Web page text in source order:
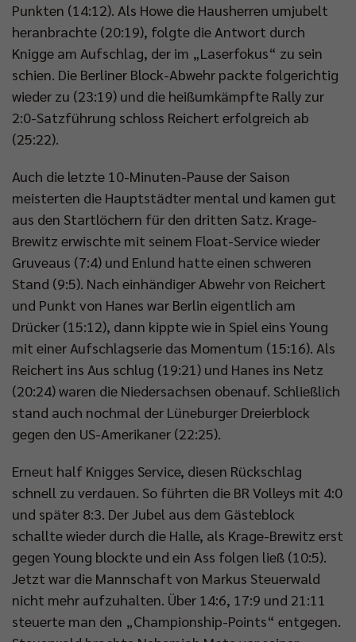
Punkten (14:12). Als Howe die Hausherren umjubelt
heranbrachte (20:19), folgte die Antwort durch
Knigge am Aufschlag, der im „Laserfokus“ zu sein
schien. Die Berliner Block-Abwehr packte folgerichtig
wieder zu (23:19) und die heißumkämpfte Rally zur
2:0-Satzführung schloss Reichert erfolgreich ab
(25:22).
Auch die letzte 10-Minuten-Pause der Saison
meisterten die Hauptstädter mental und kamen gut
aus den Startlöchern für den dritten Satz. Krage-
Brewitz erwischte mit seinem Float-Service wieder
Gruveaus (7:4) und Enlund hatte einen schweren
Stand (9:5). Nach einhändiger Abwehr von Reichert
und Punkt von Hanes war Berlin eigentlich am
Drücker (15:12), dann kippte wie in Spiel eins Young
mit einer Aufschlagserie das Momentum (15:16). Als
Reichert ins Aus schlug (19:21) und Hanes ins Netz
(20:24) waren die Niedersachsen obenauf. Schließlich
stand auch nochmal der Lüneburger Dreierblock
gegen den US-Amerikaner (22:25).
Erneut half Knigges Service, diesen Rückschlag
schnell zu verdauen. So führten die BR Volleys mit 4:0
und später 8:3. Der Jubel aus dem Gästeblock
schallte wieder durch die Halle, als Krage-Brewitz erst
gegen Young blockte und ein Ass folgen ließ (10:5).
Jetzt war die Mannschaft von Markus Steuerwald
nicht mehr aufzuhalten. Über 14:6, 17:9 und 21:11
steuerte man den „Championship-Points“ entgegen.